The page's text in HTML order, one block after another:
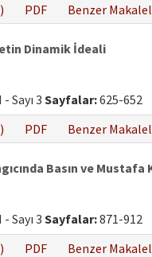
PDF Benzer
Dinamik İdeali
Sayı 3 Sayfalar:625-652
PDF Benzer
Basın ve Mustafa
Sayı 3 Sayfalar:871-912
PDF Benzer